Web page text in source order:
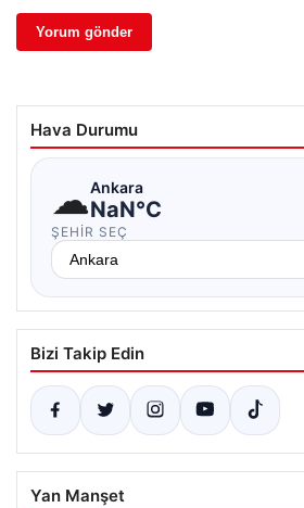
Hava Durumu
☁Ankara
NaN°C
ŞEHIR SEÇ
Bizi Takip Edin
Yan Manşet